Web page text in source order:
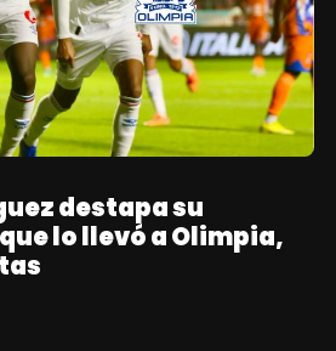
destapa su
lo llevó a Olimpia,